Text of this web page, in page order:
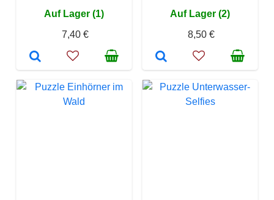
Auf Lager (1)
7,40 €
Auf Lager (2)
8,50 €